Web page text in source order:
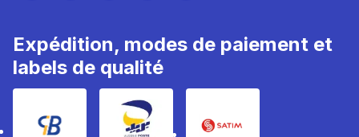
Expédition, modes de paiement et
labels de qualité